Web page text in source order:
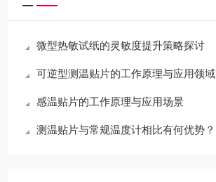
微型热敏试纸的灵敏度提升策略探讨
可逆型测温贴片的工作原理与应用领域
感温贴片的工作原理与应用场景
测温贴片与常规温度计相比有何优势？